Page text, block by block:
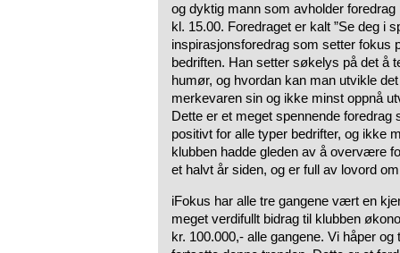
og dyktig mann som avholder
kl. 15.00. Foredraget er kalt ”Se deg i
inspirasjonsforedrag som setter fokus
bedriften. Han setter søkelys på det å
humør, og hvordan kan man utvikle
merkevaren sin og ikke minst oppnå
Dette er et meget spennende
positivt for alle typer bedrifter, og ikke
klubben hadde gleden av å overvære
et halvt år siden, og er full av lovord
iFokus har alle tre gangene vært en
meget verdifullt bidrag til klubben
kr. 100.000,- alle gangene. Vi håper